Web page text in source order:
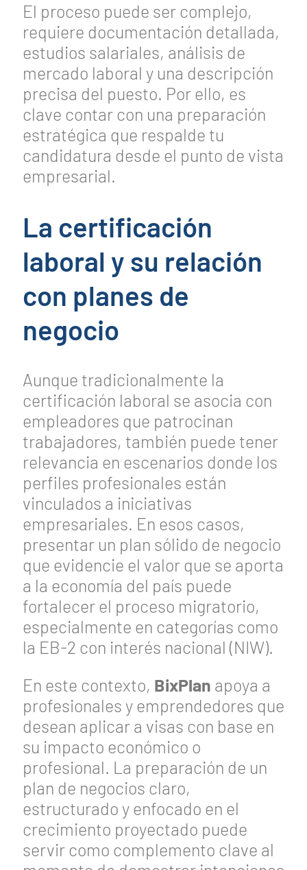
El proceso puede ser complejo,
requiere documentación detallada,
estudios salariales, análisis de
mercado laboral y una descripción
precisa del puesto. Por ello, es
clave contar con una preparación
estratégica que respalde tu
candidatura desde el punto de vista
empresarial.
La certificación
laboral y su relación
con planes de
negocio
Aunque tradicionalmente la
certificación laboral se asocia con
empleadores que patrocinan
trabajadores, también puede tener
relevancia en escenarios donde los
perfiles profesionales están
vinculados a iniciativas
empresariales. En esos casos,
presentar un plan sólido de negocio
que evidencie el valor que se aporta
a la economía del país puede
fortalecer el proceso migratorio,
especialmente en categorías como
la EB-2 con interés nacional (NIW).
En este contexto, BixPlan apoya a
profesionales y emprendedores que
desean aplicar a visas con base en
su impacto económico o
profesional. La preparación de un
plan de negocios claro,
estructurado y enfocado en el
crecimiento proyectado puede
servir como complemento clave al